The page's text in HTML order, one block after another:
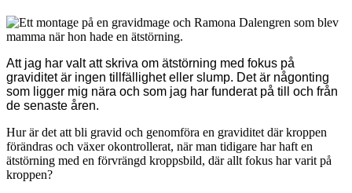
Att jag har valt att skriva om ätstörning med fokus på
graviditet är ingen tillfällighet eller slump. Det är någonting
som ligger mig nära och som jag har funderat på till och från
de senaste åren.
Hur är det att bli gravid och genomföra en graviditet där kroppen
förändras och växer okontrollerat, när man tidigare har haft en
ätstörning med en förvrängd kroppsbild, där allt fokus har varit på
kroppen?